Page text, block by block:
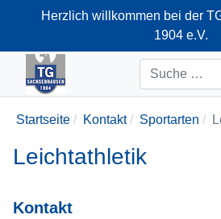
Herzlich willkommen bei der
1904 e.V.
+49-
Suchen
Startseite Kontakt Sportarten
Leichtathletik
Kontakt